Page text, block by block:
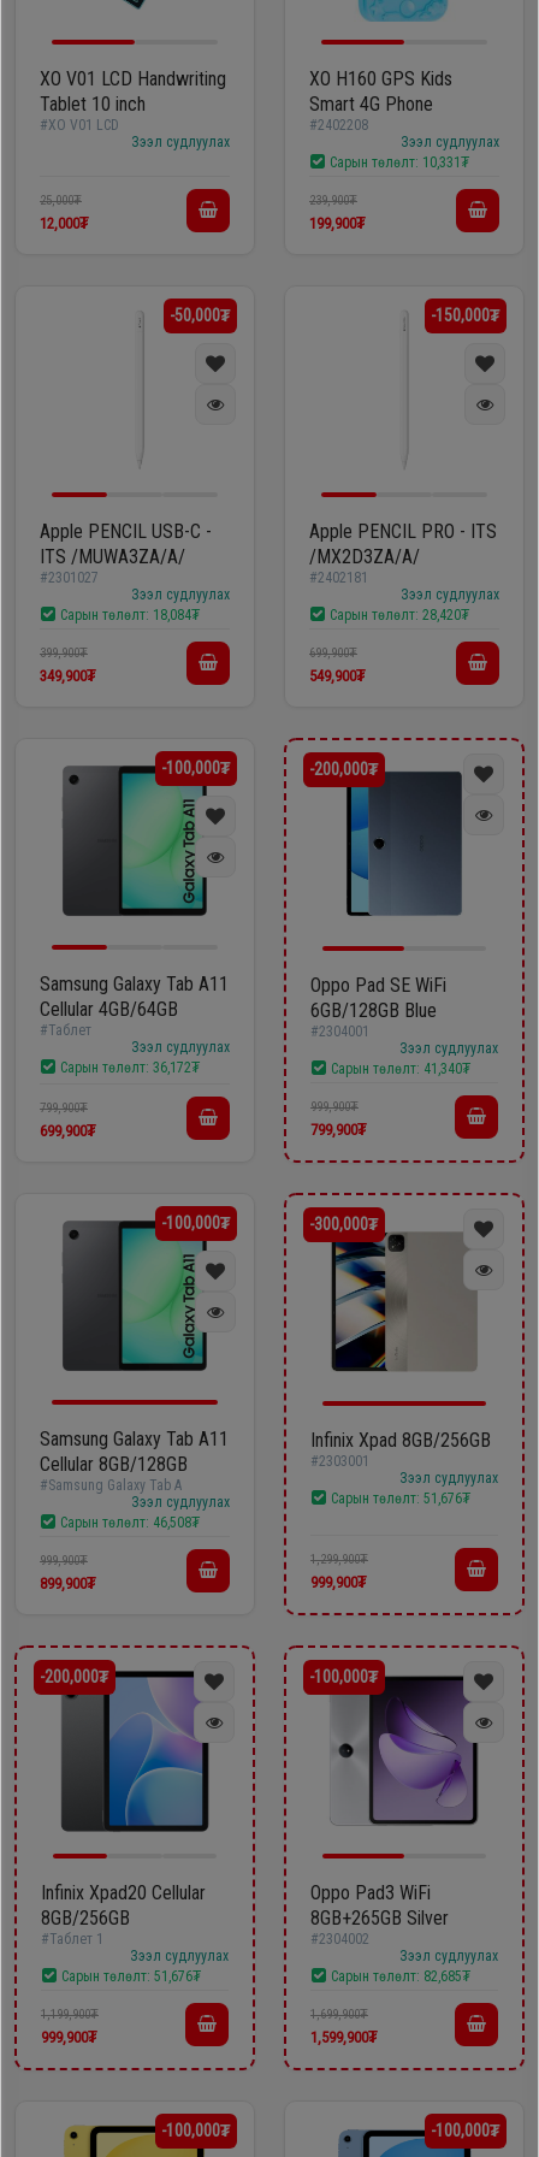
тогоо
Гэр
ахуйн
бараа
Хөргөгч,
шүүгээ
Эйр
кондишн
Гэр ахуйн
цахилгаан
бараа
машин
компьютер
Плитк,
Шарах
шүүгээ
Apple
Samsung
Oppo
Huawei
Tablet
Ухаалаг
Цаг
Чихэвч
Дагалдах
хэрэгсэл
XO V01 LCD Handwriting
Tablet 10 inch
#XO V01 LCD
Зээл судлуулах
25,000₮
12,000₮
XO H160 GPS Kids
Smart 4G Phone
#2402208
Зээл судлуулах
Сарын төлөлт: 10,331₮
239,900₮
199,900₮
-50,000₮
Apple PENCIL USB-C -
ITS /MUWA3ZA/A/
#2301027
Зээл судлуулах
Сарын төлөлт: 18,084₮
399,900₮
349,900₮
-150,000₮
Apple PENCIL PRO - ITS
/MX2D3ZA/A/
#2402181
Зээл судлуулах
Сарын төлөлт: 28,420₮
699,900₮
549,900₮
-100,000₮
Samsung Galaxy Tab A11
Cellular 4GB/64GB
#Таблет
Зээл судлуулах
Сарын төлөлт: 36,172₮
799,900₮
699,900₮
-200,000₮
Oppo Pad SE WiFi
6GB/128GB Blue
#2304001
Зээл судлуулах
Сарын төлөлт: 41,340₮
999,900₮
799,900₮
-100,000₮
Samsung Galaxy Tab A11
Cellular 8GB/128GB
#Samsung Galaxy Tab A
Зээл судлуулах
Сарын төлөлт: 46,508₮
999,900₮
899,900₮
-300,000₮
Infinix Xpad 8GB/256GB
#2303001
Зээл судлуулах
Сарын төлөлт: 51,676₮
1,299,900₮
999,900₮
-200,000₮
Infinix Xpad20 Cellular
8GB/256GB
#Таблет 1
Зээл судлуулах
Сарын төлөлт: 51,676₮
1,199,900₮
999,900₮
-100,000₮
Oppo Pad3 WiFi
8GB+265GB Silver
#2304002
Зээл судлуулах
Сарын төлөлт: 82,685₮
1,699,900₮
1,599,900₮
-100,000₮ -100,000₮